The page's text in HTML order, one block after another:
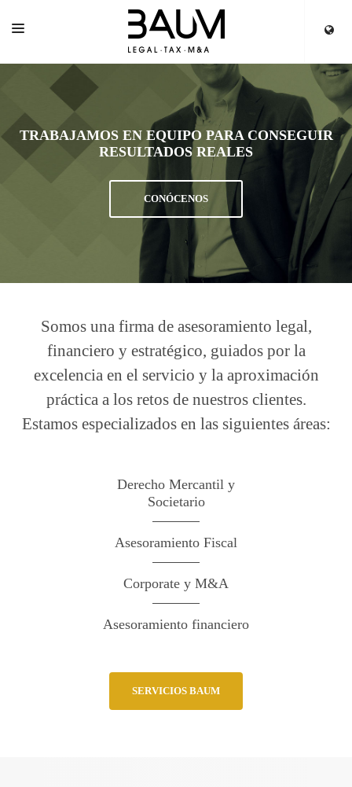
SERVICIOS
EQUIPO
TRABAJAMOS EN EQUIPO PARA CONSEGUIR
RESULTADOS REALES
CONÓCENOS
Somos una firma de asesoramiento legal,
financiero y estratégico, guiados por la
excelencia en el servicio y la aproximación
práctica a los retos de nuestros clientes.
Estamos especializados en las siguientes áreas:
Derecho Mercantil y
Societario
Asesoramiento Fiscal
Corporate y M&A
Asesoramiento financiero
SERVICIOS BAUM